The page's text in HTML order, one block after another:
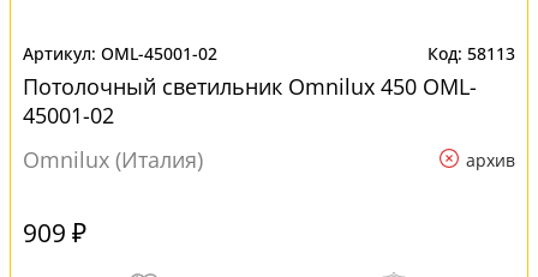
OML-45001-02 58113
Потолочный светильник Omnilux 450 OML-
45001-02
Omnilux (Италия)
архив
909 ₽